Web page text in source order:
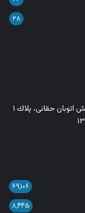
۲۸
آدرس: تهران - خیابان میرداماد، خیابان مصدق جنوبی،نبش اتوبان حقانی، پلاك ١
۶۹,۱۰۶
۸,۴۴۵